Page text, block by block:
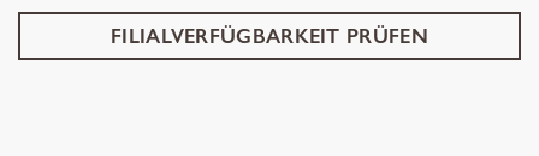
FILIALVERFÜGBARKEIT PRÜFEN